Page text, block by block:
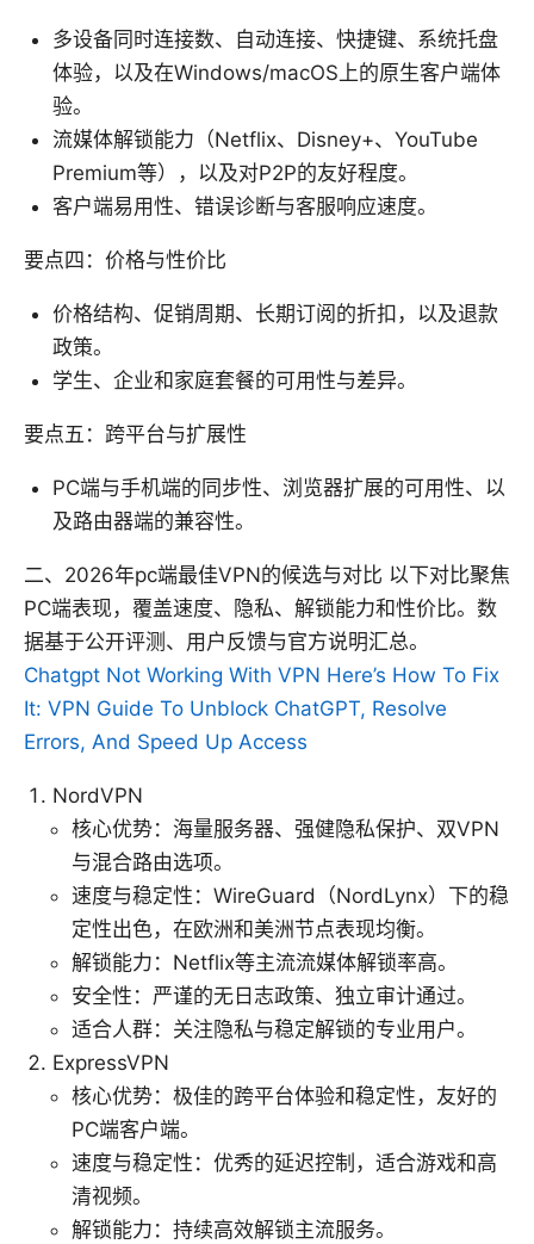
多设备同时连接数、自动连接、快捷键、系统托盘
体验，以及在Windows/macOS上的原生客户端体
验。
流媒体解锁能力（Netflix、Disney+、YouTube
Premium等），以及对P2P的友好程度。
客户端易用性、错误诊断与客服响应速度。
要点四：价格与性价比
价格结构、促销周期、长期订阅的折扣，以及退款
政策。
学生、企业和家庭套餐的可用性与差异。
要点五：跨平台与扩展性
PC端与手机端的同步性、浏览器扩展的可用性、以
及路由器端的兼容性。
二、2026年pc端最佳VPN的候选与对比 以下对比聚焦
PC端表现，覆盖速度、隐私、解锁能力和性价比。数
据基于公开评测、用户反馈与官方说明汇总。
Chatgpt Not Working With VPN Here’s How To Fix
It: VPN Guide To Unblock ChatGPT, Resolve
Errors, And Speed Up Access
NordVPN
核心优势：海量服务器、强健隐私保护、双VPN
与混合路由选项。
速度与稳定性：WireGuard（NordLynx）下的稳
定性出色，在欧洲和美洲节点表现均衡。
解锁能力：Netflix等主流流媒体解锁率高。
安全性：严谨的无日志政策、独立审计通过。
适合人群：关注隐私与稳定解锁的专业用户。
ExpressVPN
核心优势：极佳的跨平台体验和稳定性，友好的
PC端客户端。
速度与稳定性：优秀的延迟控制，适合游戏和高
清视频。
解锁能力：持续高效解锁主流服务。